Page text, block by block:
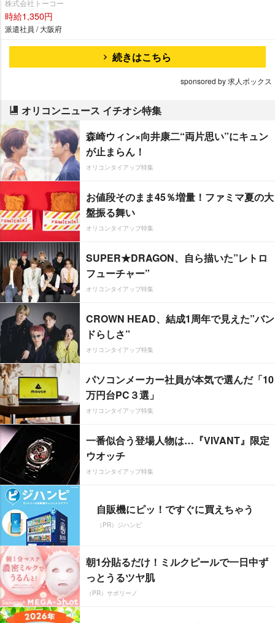
株式会社トーコー
時給1,350円
派遣社員 / 大阪府
続きはこちら
sponsored by 求人ボックス
オリコンニュース イチオシ特集
森崎ウィン×向井康二“両片思い”にキュン
が止まらん！
オリコンタイアップ特集
お値段そのまま45％増量！ファミマ夏の大
盤振る舞い
オリコンタイアップ特集
SUPER★DRAGON、自ら描いた”レトロ
フューチャー”
オリコンタイアップ特集
CROWN HEAD、結成1周年で見えた”バン
ドらしさ”
オリコンタイアップ特集
パソコンメーカー社員が本気で選んだ「10
万円台PC３選」
オリコンタイアップ特集
一番似合う登場人物は…『VIVANT』限定
ウオッチ
オリコンタイアップ特集
自販機にピッ！ですぐに買えちゃう
（PR）ジハンピ
朝1分貼るだけ！ミルクピールで一日中ず
っとうるツヤ肌
（PR）サボリーノ